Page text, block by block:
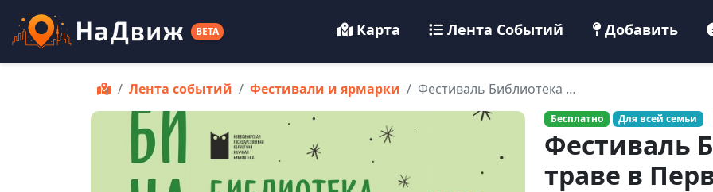
BETA Карта Лента Событий Добавить
Лента событий Фестивали и ярмарки Фестиваль Библиотека …
Бесплатно Для всей семьи
Фестиваль
траве в